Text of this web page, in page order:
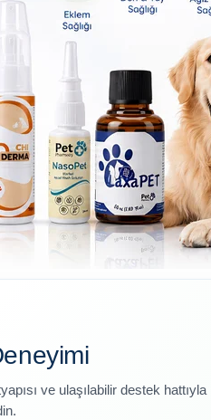
ve ulaşılabilir destek hattıyla